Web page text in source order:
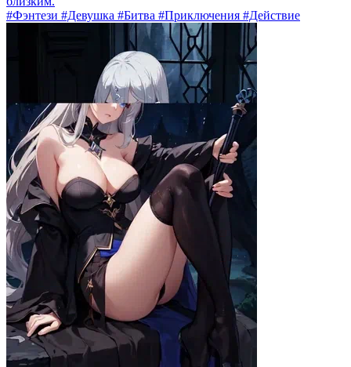
#Фэнтези #Девушка #Битва #Приключения #Действие